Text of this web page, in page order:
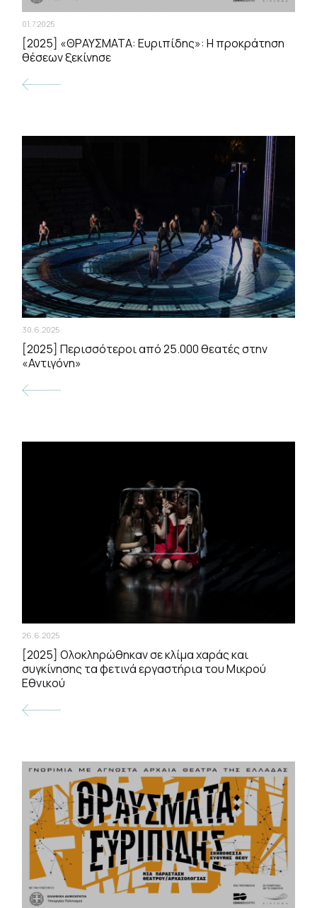
01.7.2025
[2025] «ΘΡΑΥΣΜΑΤΑ: Ευριπίδης»: Η προκράτηση
θέσεων ξεκίνησε
30.6.2025
[2025] Περισσότεροι από 25.000 θεατές στην
«Αντιγόνη»
26.6.2025
[2025] Ολοκληρώθηκαν σε κλίμα χαράς και
συγκίνησης τα φετινά εργαστήρια του Μικρού
Εθνικού